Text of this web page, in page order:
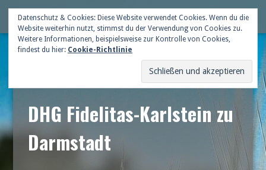
Skip
content
Deutsche Gildenschaft
DHG Fidelitas-Karlstein zu
Darmstadt
Datenschutz & Cookies: Diese Website verwendet Cookies. Wenn du die
Website weiterhin nutzt, stimmst du der Verwendung von Cookies zu.
Weitere Informationen, beispielsweise zur Kontrolle von Cookies,
findest du hier: Cookie-Richtlinie